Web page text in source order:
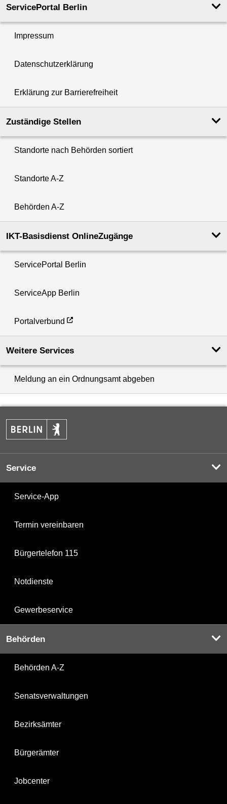
ServicePortal Berlin
Impressum
Datenschutzerklärung
Erklärung zur Barrierefreiheit
Zuständige Stellen
Standorte nach Behörden sortiert
Standorte A-Z
Behörden A-Z
IKT-Basisdienst OnlineZugänge
ServicePortal Berlin
ServiceApp Berlin
Portalverbund
Weitere Services
Meldung an ein Ordnungsamt abgeben
Service
Service-App
Termin vereinbaren
Bürgertelefon 115
Notdienste
Gewerbeservice
Behörden
Behörden A-Z
Senatsverwaltungen
Bezirksämter
Bürgerämter
Jobcenter